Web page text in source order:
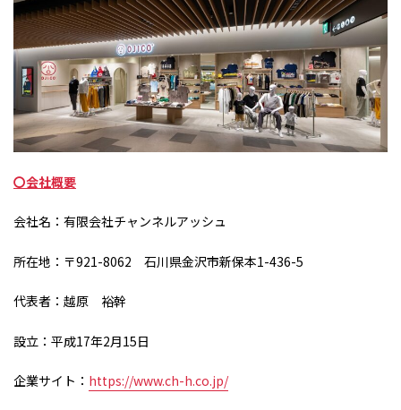
〇会社概要
会社名：有限会社チャンネルアッシュ
所在地：〒921-8062 石川県金沢市新保本1-436-5
代表者：越原 裕幹
設立：平成17年2月15日
企業サイト： https://www.ch-h.co.jp/